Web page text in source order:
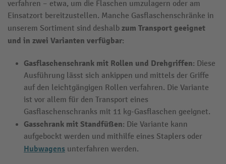
verfahren – etwa, um die Flaschen umzulagern oder am
Einsatzort bereitzustellen. Manche Gasflaschenschränke in
unserem Sortiment sind deshalb zum Transport geeignet
und in zwei Varianten verfügbar:
Gasflaschenschrank mit Rollen und Drehgriffen: Diese
Ausführung lässt sich ankippen und mittels der Griffe
auf den leichtgängigen Rollen verfahren. Die Variante
ist vor allem für den Transport eines
Gasflaschenschranks mit 11 kg-Gasflaschen geeignet.
Gasschrank mit Standfüßen: Die Variante kann
aufgebockt werden und mithilfe eines Staplers oder
Hubwagens unterfahren werden.